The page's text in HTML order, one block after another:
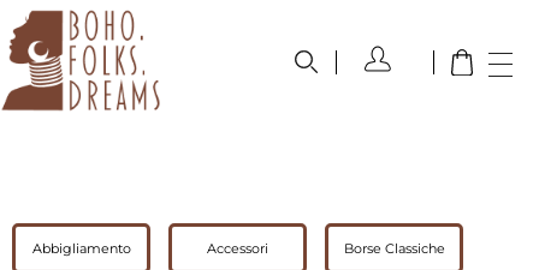
Abbigliamento Accessori Borse Classiche